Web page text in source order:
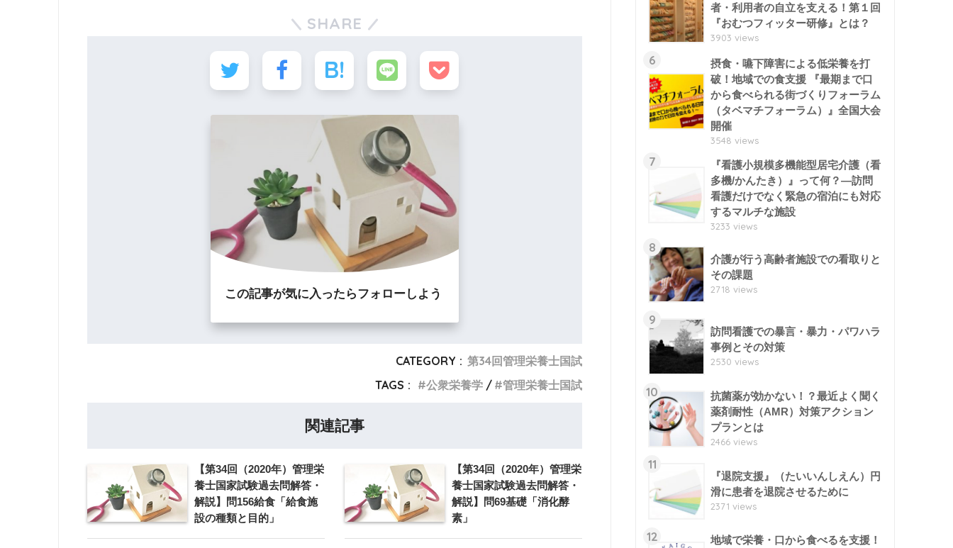
SHARE
この記事が気に入ったらフォローしよう
CATEGORY : 第34回管理栄養士国試
TAGS :
公衆栄養学 管理栄養士国試
関連記事
【第34回（2020年）管理栄
養士国家試験過去問解答・
解説】問156給食「給食施
設の種類と目的」
【第34回（2020年）管理栄
養士国家試験過去問解答・
解説】問69基礎「消化酵
素」
者・利用者の自立を支える！第１回
『おむつフィッター研修』とは？
3903 views
6
摂食・嚥下障害による低栄養を打
破！地域での食支援 『最期まで口
から食べられる街づくりフォーラム
（タベマチフォーラム）』全国大会
開催
3548 views
7
『看護小規模多機能型居宅介護（看
多機/かんたき）』って何？―訪問
看護だけでなく緊急の宿泊にも対応
するマルチな施設
3233 views
8
介護が行う高齢者施設での看取りと
その課題
2718 views
9
訪問看護での暴言・暴力・パワハラ
事例とその対策
2530 views
10
抗菌薬が効かない！？最近よく聞く
薬剤耐性（AMR）対策アクション
プランとは
2466 views
11
『退院支援』（たいいんしえん）円
滑に患者を退院させるために
2371 views
12
地域で栄養・口から食べるを支援！